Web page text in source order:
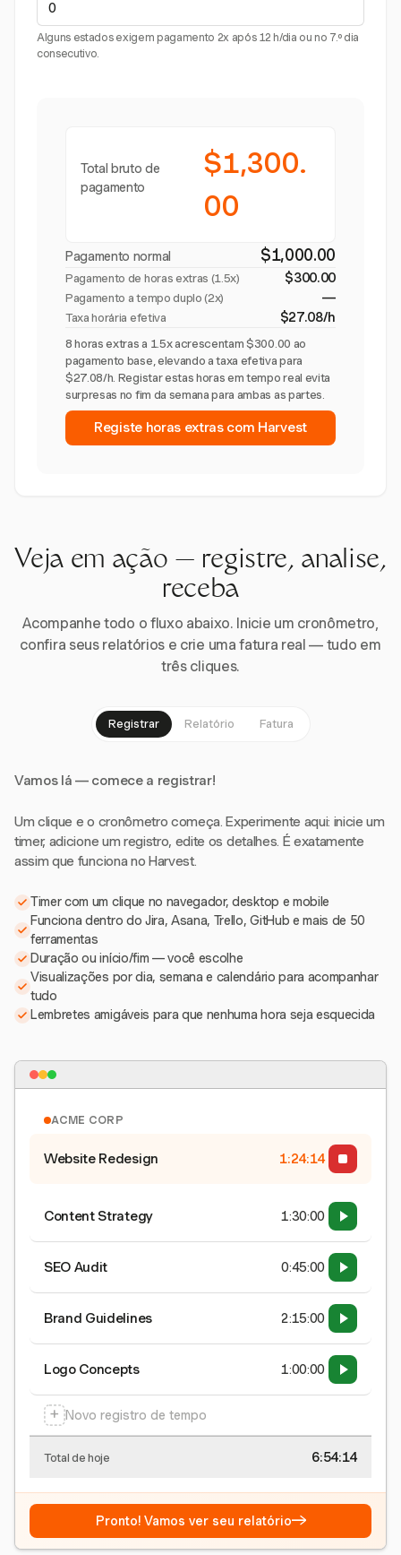
Alguns estados exigem pagamento 2x após 12 h/dia ou no 7.º dia
consecutivo.
Total bruto de
pagamento
$1,300.
00
Pagamento normal $1,000.00
Pagamento de horas extras (1.5x) $300.00
Pagamento a tempo duplo (2x) —
Taxa horária efetiva $27.08/h
8 horas extras a 1.5x acrescentam $300.00 ao
pagamento base, elevando a taxa efetiva para
$27.08/h. Registar estas horas em tempo real evita
surpresas no fim da semana para ambas as partes.
Registe horas extras com Harvest
Veja em ação — registre, analise,
receba
Acompanhe todo o fluxo abaixo. Inicie um cronômetro,
confira seus relatórios e crie uma fatura real — tudo em
três cliques.
Registrar Relatório Fatura
Vamos lá — comece a registrar!
Um clique e o cronômetro começa. Experimente aqui: inicie um
timer, adicione um registro, edite os detalhes. É exatamente
assim que funciona no Harvest.
Timer com um clique no navegador, desktop e mobile
Funciona dentro do Jira, Asana, Trello, GitHub e mais de 50
ferramentas
Duração ou início/fim — você escolhe
Visualizações por dia, semana e calendário para acompanhar
tudo
Lembretes amigáveis para que nenhuma hora seja esquecida
ACME CORP
Website Redesign 1:24:15
Content Strategy 1:30:00
SEO Audit 0:45:00
Brand Guidelines 2:15:00
Logo Concepts 1:00:00
+ Novo registro de tempo
Total de hoje 6:54:15
Pronto! Vamos ver seu relatório→